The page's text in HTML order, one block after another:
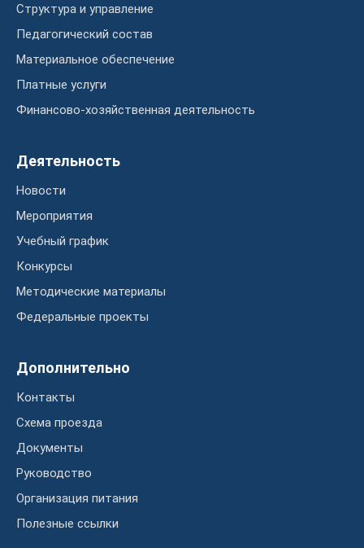
Структура и управление
Педагогический состав
Материальное обеспечение
Платные услуги
Финансово-хозяйственная деятельность
Деятельность
Новости
Мероприятия
Учебный график
Конкурсы
Методические материалы
Федеральные проекты
Дополнительно
Контакты
Схема проезда
Документы
Руководство
Организация питания
Полезные ссылки